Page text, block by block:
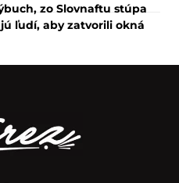
zo Slovnaftu stúpa
ľudí, aby zatvorili okná